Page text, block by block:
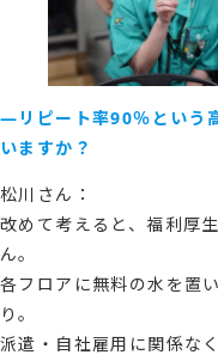
―リピート率90％という
いますか？
松川さん：
改めて考えると、福利厚
ん。
各フロアに無料の水を置
り。
派遣・自社雇用に関係な